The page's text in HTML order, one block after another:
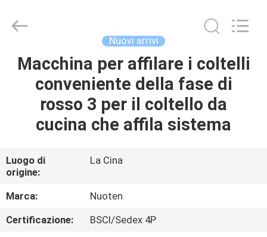
CASA.
PRODOTTI
SU
DI
NOI
Norton
Electric
Nuovi arrivi
Macchina per affilare i coltelli
conveniente della fase di
rosso 3 per il coltello da
cucina che affila sistema
Luogo di
origine:
La Cina
Marca:
Nuoten
Certificazione:
BSCI/Sedex 4P